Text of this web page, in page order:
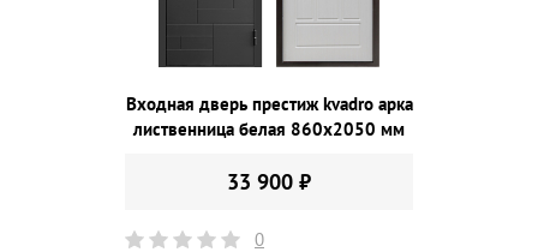
Входная дверь престиж kvadro арка
лиственница белая 860х2050 мм
33 900 ₽
0